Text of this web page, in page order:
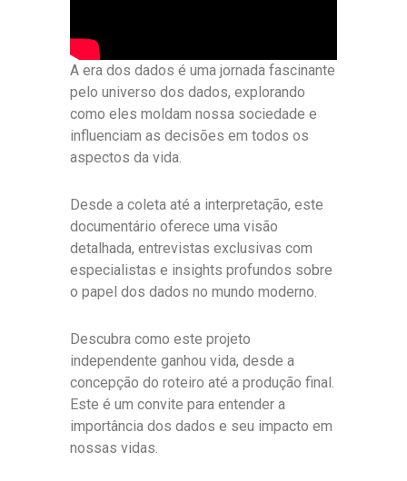
A era dos dados é uma jornada fascinante
pelo universo dos dados, explorando
como eles moldam nossa sociedade e
influenciam as decisões em todos os
aspectos da vida.
Desde a coleta até a interpretação, este
documentário oferece uma visão
detalhada, entrevistas exclusivas com
especialistas e insights profundos sobre
o papel dos dados no mundo moderno.
Descubra como este projeto
independente ganhou vida, desde a
concepção do roteiro até a produção final.
Este é um convite para entender a
importância dos dados e seu impacto em
nossas vidas.